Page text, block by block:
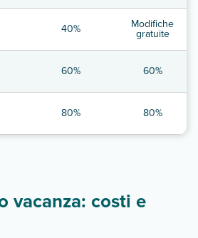
40% Modifiche
gratuite
60% 60%
80% 80%
vacanza: costi e